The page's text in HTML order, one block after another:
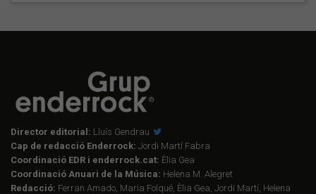
Director editorial: Lluís Gendrau
Cap de redacció Enderrock: Jordi Martí Fabra
Coordinació EDR i enderrock.cat: Èlia Gea
Coordinació Anuari de la Música: Helena M. Alegret
Redacció: Ferran Amado, Maria Folqué, Èlia Gea, Jordi Martí, Helena